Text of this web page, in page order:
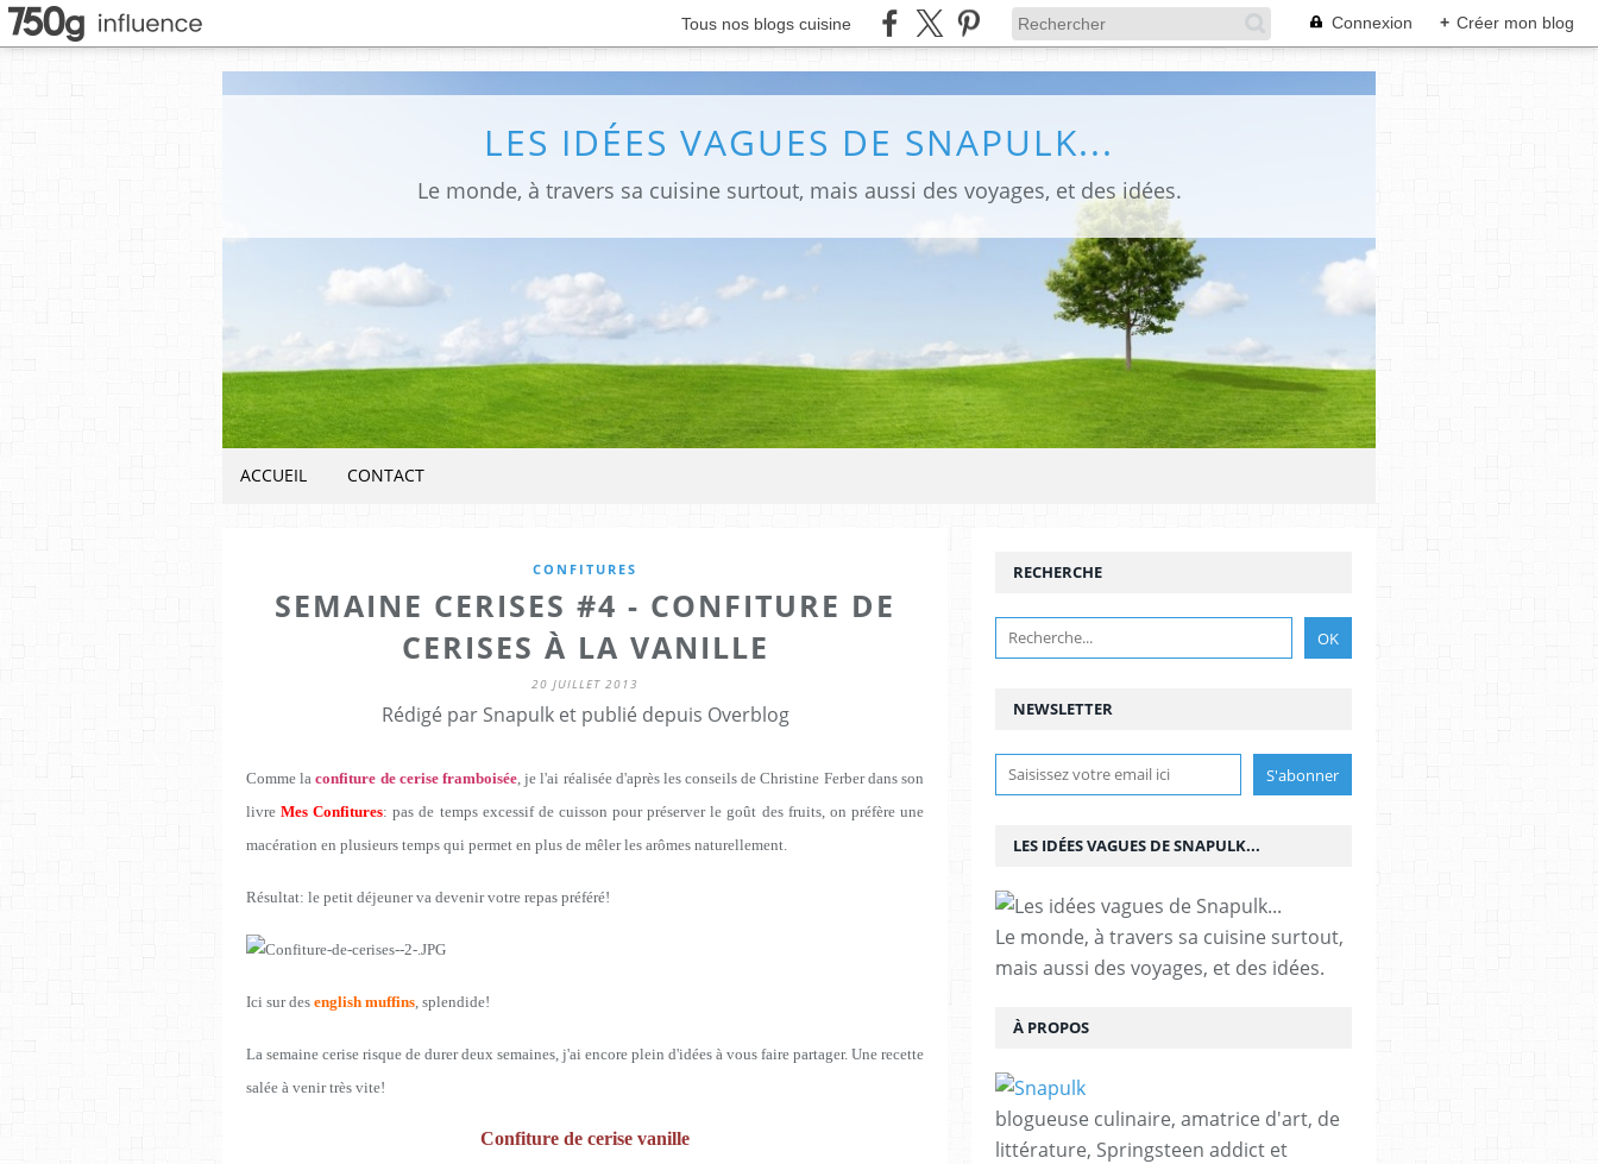
Tous nos blogs cuisine Connexion + Créer mon blog
LES IDÉES VAGUES DE SNAPULK...
Le monde, à travers sa cuisine surtout, mais aussi des voyages, et des idées.
ACCUEIL CONTACT
CONFITURES
SEMAINE CERISES #4 - CONFITURE DE
CERISES À LA VANILLE
20 JUILLET 2013
Rédigé par Snapulk et publié depuis Overblog
Comme laconfiture de cerise framboisée, je l'ai réalisée d'après les conseils de Christine Ferber dans son
livreMes Confitures: pas de temps excessif de cuisson pour préserver le goût des fruits, on préfère une
macération en plusieurs temps qui permet en plus de mêler les arômes naturellement.
Résultat: le petit déjeuner va devenir votre repas préféré!
Ici sur des english muffins , splendide!
La semaine cerise risque de durer deux semaines, j'ai encore plein d'idées à vous faire partager. Une recette
salée à venir très vite!
Confiture de cerise vanille
NEWSLETTER
RECHERCHE
LES IDÉES VAGUES DE SNAPULK...
Le monde, à travers sa cuisine surtout,
mais aussi des voyages, et des idées.
À PROPOS
blogueuse culinaire, amatrice d'art, de
littérature, Springsteen addict et